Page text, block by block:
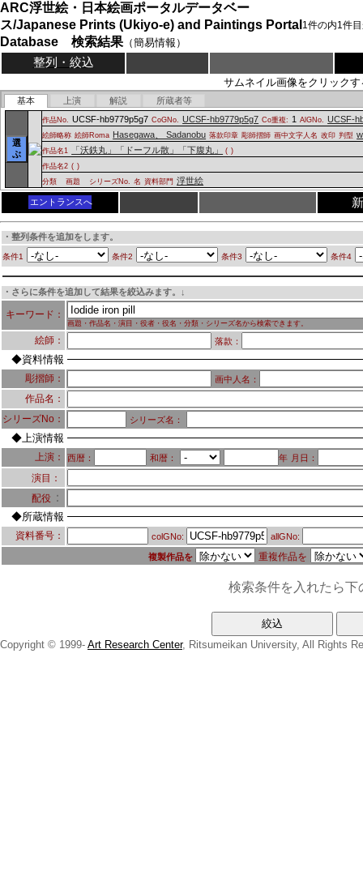
ARC浮世絵・日本絵画ポータルデータベー
ス/Japanese Prints (Ukiyo-e) and Paintings Portal
Database 検索結果（簡易情報）
1件の内1件
整列・絞込
サムネイル画像をクリック
基本 上演 解説 所蔵者等
選
ぶ
作品No. UCSF-hb9779p5g7 CoGNo. UCSF-hb9779p5g7 Co重複: 1 AlGNo. UCSF-
絵師略称 絵師Roma Hasegawa、 Sadanobu 落款印章 彫師摺師 画中文字人名 改印 判型
作品名1 「沃鉄丸」「ドーフル散」「下腹丸」 ( )
作品名2 ( )
分類
画題 シリーズNo. 名 資料部門 浮世絵
エントランスへ
・整列条件を追加をします。
条件1 条件2 条件3 条件4
・さらに条件を追加して結果を絞込みます。↓
キーワード：
画題・作品名・演目・役者・役名・分類・シリーズ名から検索できます。
絵師： 落款：
◆資料情報
彫摺師： 画中人名：
作品名：
シリーズNo：
シリーズ名：
◆上演情報
上演： 西暦： 和暦： 年 月日：
演目：
配役 ：
◆所蔵情報
資料番号： colGNo: allGNo:
複製作品を 重複作品を
検索条件を入れたら
Copyright © 1999- Art Research Center, Ritsumeikan University, All Rights